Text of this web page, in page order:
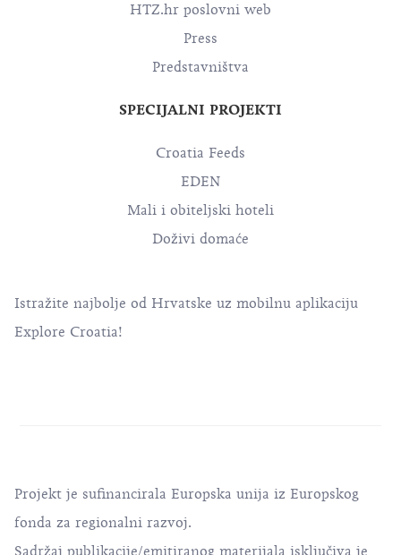
HTZ.hr poslovni web
Press
Predstavništva
SPECIJALNI PROJEKTI
Croatia Feeds
EDEN
Mali i obiteljski hoteli
Doživi domaće
Istražite najbolje od Hrvatske uz mobilnu aplikaciju
Explore Croatia!
Projekt je sufinancirala Europska unija iz Europskog
fonda za regionalni razvoj.
Sadržaj publikacije/emitiranog materijala isključiva je